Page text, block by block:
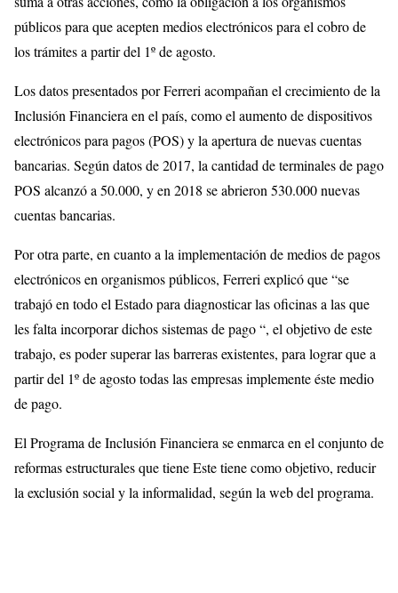
públicos para que acepten medios electrónicos para el cobro de
los trámites a partir del 1º de agosto.
Los datos presentados por Ferreri acompañan el crecimiento de la
Inclusión Financiera en el país, como el aumento de dispositivos
electrónicos para pagos (POS) y la apertura de nuevas cuentas
bancarias. Según datos de 2017, la cantidad de terminales de pago
POS alcanzó a 50.000, y en 2018 se abrieron 530.000 nuevas
cuentas bancarias.
Por otra parte, en cuanto a la implementación de medios de pagos
electrónicos en organismos públicos, Ferreri explicó que “se
trabajó en todo el Estado para diagnosticar las oficinas a las que
les falta incorporar dichos sistemas de pago “, el objetivo de este
trabajo, es poder superar las barreras existentes, para lograr que a
partir del 1º de agosto todas las empresas implemente éste medio
de pago.
El Programa de Inclusión Financiera se enmarca en el conjunto de
reformas estructurales que tiene Este tiene como objetivo, reducir
la exclusión social y la informalidad, según la web del programa.